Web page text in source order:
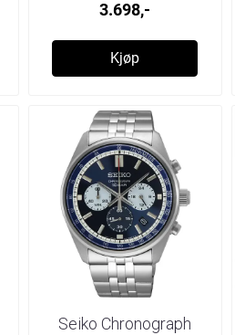
3.698,-
Kjøp
Seiko Chronograph